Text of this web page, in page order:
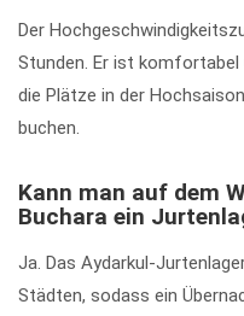
Der
Stunden. Er ist
die Plätze in der
buchen.
Kann man auf dem
Buchara ein
Ja. Das Aydarkul-
Städten, sodass ein